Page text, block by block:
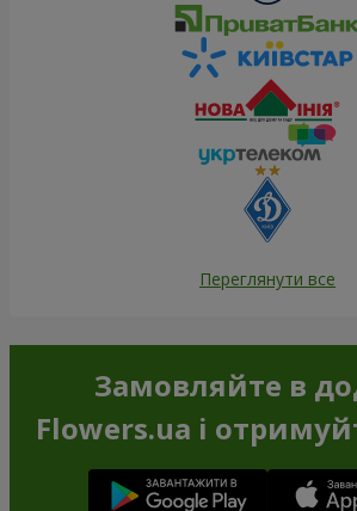
Переглянути все
Замовляйте в
Flowers.ua і